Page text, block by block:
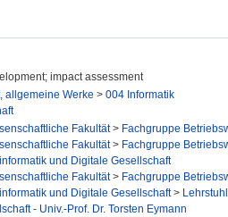
impact assessment
allgemeine Werke > 004 Informatik
Fakultät> Fachgruppe
Fakultät> Fachgruppe
und Digitale Gesellschaft
Fakultät> Fachgruppe
und Digitale Gesellschaft>
- Univ.-Prof. Dr. Torsten Eymann